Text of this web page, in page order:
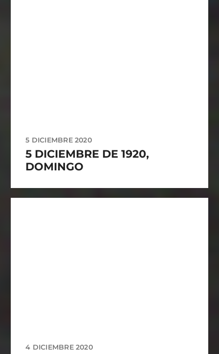
5 DICIEMBRE 2020
5 DICIEMBRE DE 1920,
DOMINGO
4 DICIEMBRE 2020